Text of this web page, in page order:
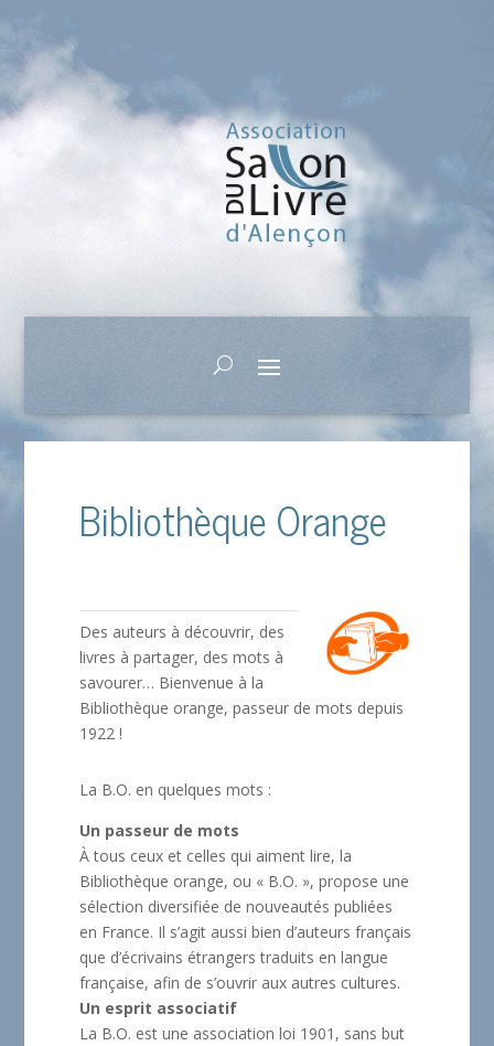
Bibliothèque Orange
Des auteurs à découvrir, des
livres à partager, des mots à
savourer… Bienvenue à la
Bibliothèque orange, passeur de mots depuis
1922 !
La B.O. en quelques mots :
Un passeur de mots
À tous ceux et celles qui aiment lire, la
Bibliothèque orange, ou « B.O. », propose une
sélection diversifiée de nouveautés publiées
en France. Il s’agit aussi bien d’auteurs français
que d’écrivains étrangers traduits en langue
française, afin de s’ouvrir aux autres cultures.
Un esprit associatif
La B.O. est une association loi 1901, sans but